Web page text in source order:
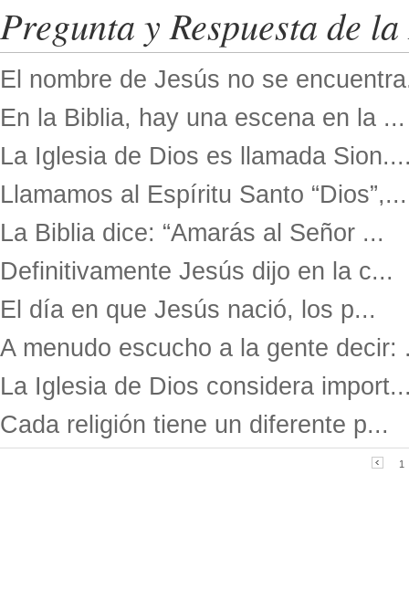
Pregunta y Respuesta de
El nombre de Jesús no se
En la Biblia, hay una escena en la ...
La Iglesia de Dios es llamada
Llamamos al Espíritu Santo “Dios”,...
La Biblia dice: “Amarás al Señor ...
Definitivamente Jesús dijo en la c...
El día en que Jesús nació, los p...
A menudo escucho a la gente decir:
La Iglesia de Dios considera
Cada religión tiene un diferente p...
1